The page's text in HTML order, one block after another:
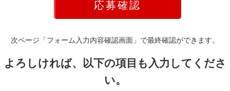
次ページ「フォーム入力内容確認画面」で最終確認ができます。
よろしければ、以下の項目も入力してくださ
い。